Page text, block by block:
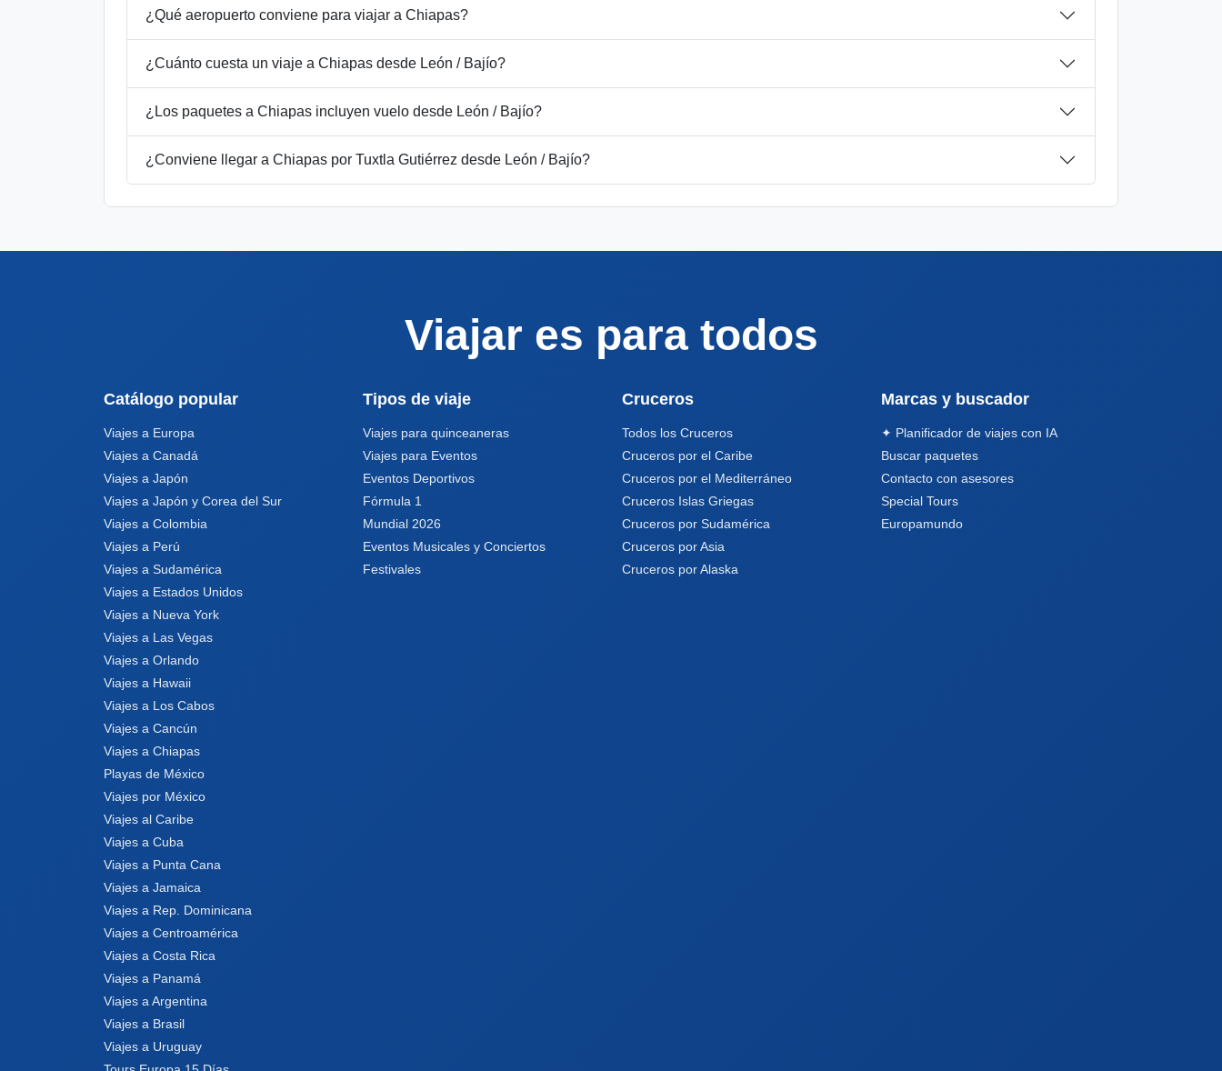
¿Qué aeropuerto conviene para viajar a Chiapas?
¿Cuánto cuesta un viaje a Chiapas desde León / Bajío?
¿Los paquetes a Chiapas incluyen vuelo desde León / Bajío?
¿Conviene llegar a Chiapas por Tuxtla Gutiérrez desde León / Bajío?
Viajar es para todos
Catálogo popular
Viajes a Europa
Viajes a Canadá
Viajes a Japón
Viajes a Japón y Corea del Sur
Viajes a Colombia
Viajes a Perú
Viajes a Sudamérica
Viajes a Estados Unidos
Viajes a Nueva York
Viajes a Las Vegas
Viajes a Orlando
Viajes a Hawaii
Viajes a Los Cabos
Viajes a Cancún
Viajes a Chiapas
Playas de México
Viajes por México
Viajes al Caribe
Viajes a Cuba
Viajes a Punta Cana
Viajes a Jamaica
Viajes a Rep. Dominicana
Viajes a Centroamérica
Viajes a Costa Rica
Viajes a Panamá
Viajes a Argentina
Viajes a Brasil
Viajes a Uruguay
Tipos de viaje
Viajes para quinceaneras
Viajes para Eventos
Eventos Deportivos
Fórmula 1
Mundial 2026
Eventos Musicales y Conciertos
Festivales
Cruceros
Todos los Cruceros
Cruceros por el Caribe
Cruceros por el Mediterráneo
Cruceros Islas Griegas
Cruceros por Sudamérica
Cruceros por Asia
Cruceros por Alaska
Marcas y buscador
✦ Planificador de viajes con IA
Buscar paquetes
Contacto con asesores
Special Tours
Europamundo